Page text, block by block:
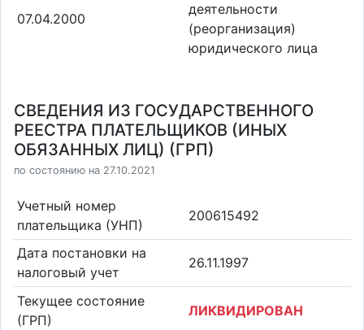
07.04.2000
деятельности
(реорганизация)
юридического лица
СВЕДЕНИЯ ИЗ ГОСУДАРСТВЕННОГО
РЕЕСТРА ПЛАТЕЛЬЩИКОВ (ИНЫХ
ОБЯЗАННЫХ ЛИЦ) (ГРП)
по состоянию на 27.10.2021
Учетный номер
плательщика (УНП)
200615492
Дата постановки на
налоговый учет
26.11.1997
Текущее состояние
(ГРП)
ЛИКВИДИРОВАН